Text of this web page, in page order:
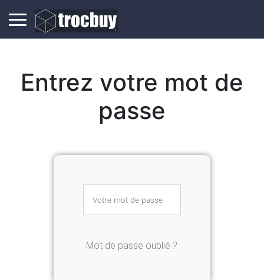
Entrez votre mot de
passe
Mot de passe oublié ?